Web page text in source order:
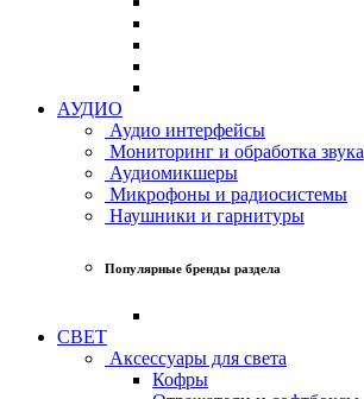
АУДИО
Аудио интерфейсы
Мониторинг и обработка звука
Аудиомикшеры
Микрофоны и радиосистемы
Наушники и гарнитуры
Популярные бренды раздела
СВЕТ
Аксессуары для света
Кофры